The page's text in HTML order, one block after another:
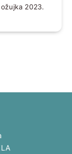
ožujka 2023.